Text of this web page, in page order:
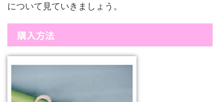
について見ていきましょう。
購入方法